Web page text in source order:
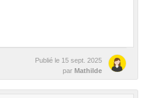
Publié le 15 sept. 2025
par Mathilde